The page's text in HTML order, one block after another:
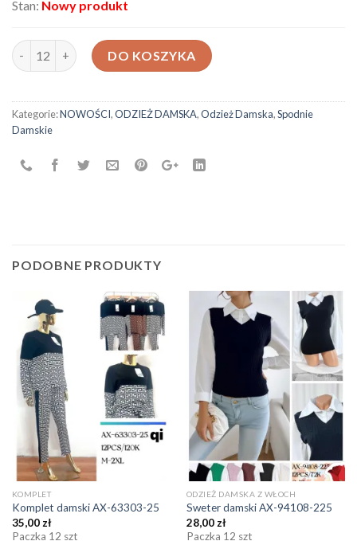
Stan: Nowy produkt
ilość Spodnie damskie AX-263118-120
DO KOSZYKA
Kategorie:NOWOŚCI,ODZIEŻ DAMSKA,Odzież Damska,Spodnie
Damskie
PODOBNE PRODUKTY
KOMPLET
Komplet damski AX-63303-25
35,00 zł
Paczka 12 szt
ODZIEŻ DAMSKA Z WŁOCH
Sweter damski AX-94108-225
28,00 zł
Paczka 12 szt